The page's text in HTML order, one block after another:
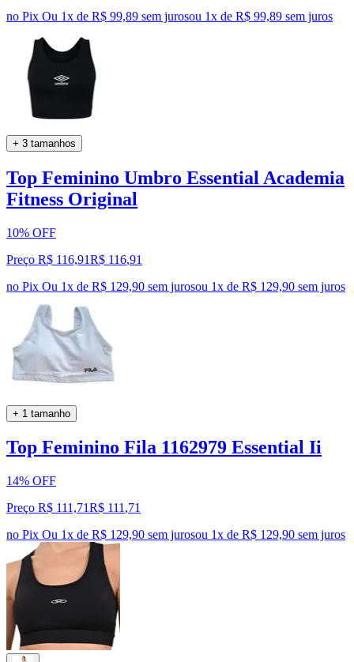
no Pix Ou 1x de R$ 99,89 sem jurosou 1x de R$ 99,89 sem juros
+ 3 tamanhos
Top Feminino Umbro Essential Academia
Fitness Original
10% OFF
Preço R$ 116,91R$ 116,91
no Pix Ou 1x de R$ 129,90 sem jurosou 1x de R$ 129,90 sem juros
+ 1 tamanho
Top Feminino Fila 1162979 Essential Ii
14% OFF
Preço R$ 111,71R$ 111 ,71
no Pix Ou 1x de R$ 129,90 sem jurosou 1x de R$ 129,90 sem juros